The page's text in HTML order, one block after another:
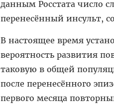
данным Росстата число
перенесённый инсульт,
В настоящее время
вероятность развития
таковую в общей
после перенесённого
первого месяца